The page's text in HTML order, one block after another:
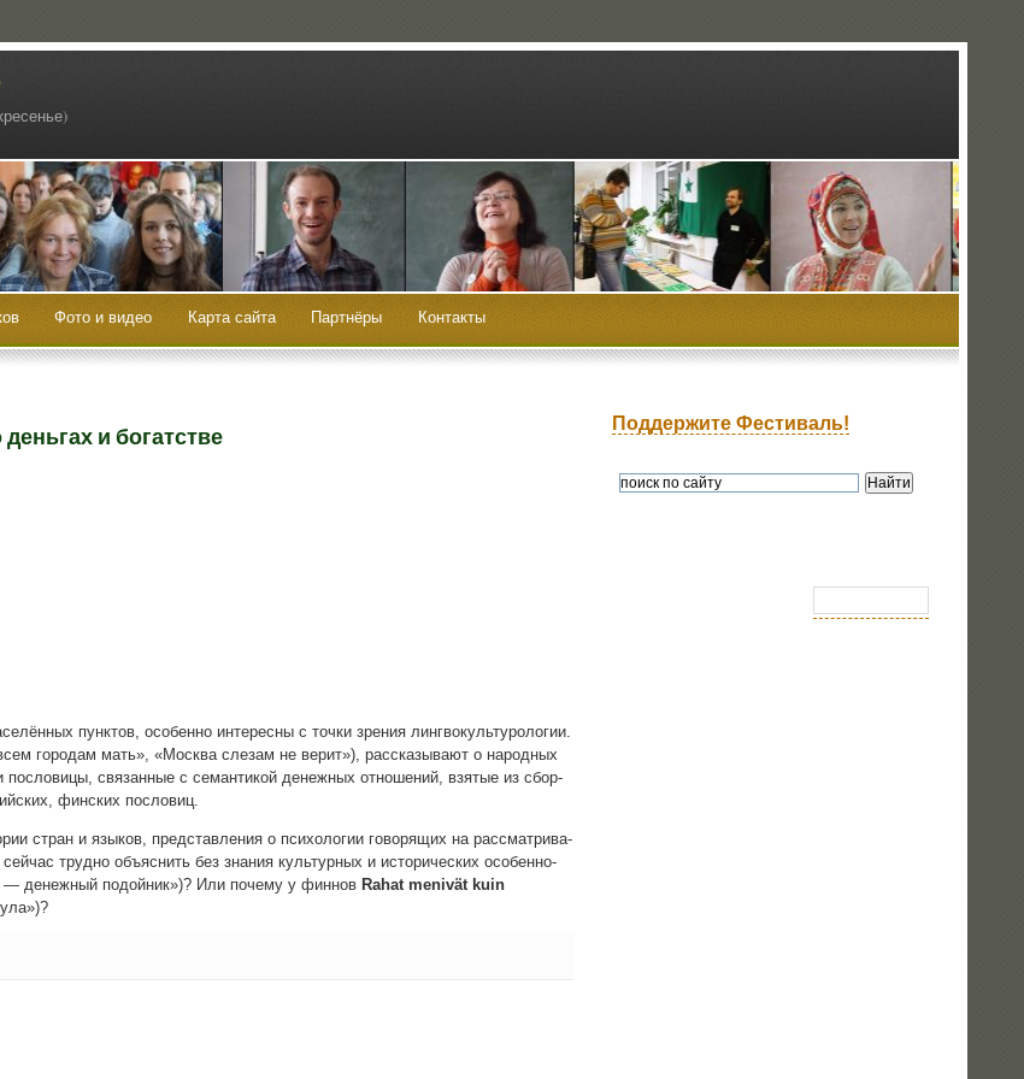
Фото и видео Карта сайта Партнёры Контакты
и богатстве
пунк­тов, осо­бен­но инте­рес­ны с точ­ки зре­ния линг­во­куль­ту­ро­ло­гии.
горо­дам мать», «Москва сле­зам не верит»), рас­ска­зы­ва­ют о народ­ных
свя­зан­ные с семан­ти­кой денеж­ных отно­ше­ний, взя­тые из сбор­
фин­ских пословиц.
стран и язы­ков, пред­став­ле­ния о пси­хо­ло­гии гово­ря­щих на рас­смат­ри­ва­
труд­но объ­яс­нить без зна­ния куль­тур­ных и исто­ри­че­ских осо­бен­но­
— денеж­ный подой­ник»)? Или поче­му у фин­новRahat menivät kuin
Поддержите Фестиваль!